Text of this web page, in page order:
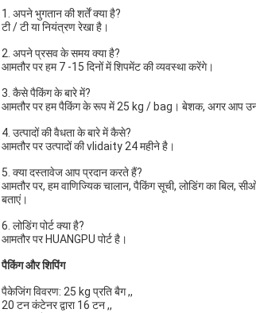
1. अपने भुगतान की शर्तें क्या है?
टी / टी या नियंत्रण रेखा है।
2. अपने प्रसव के समय क्या है?
आमतौर पर हम 7 -15 दिनों में शिपमेंट की व्यवस्था करेंगे।
3. कैसे पैकिंग के बारे में?
आमतौर पर हम पैकिंग के रूप में 25 kg / bag। बेशक, अगर आप
4. उत्पादों की वैधता के बारे में कैसे?
आमतौर पर उत्पादों की vlidaity 24 महीने है।
5. क्या दस्तावेज आप प्रदान करते हैं?
आमतौर पर, हम वाणिज्यिक चालान, पैकिंग सूची, लोडिंग का बिल,
बताएं।
6. लोडिंग पोर्ट क्या है?
आमतौर पर HUANGPU पोर्ट है।
पैकिंग और शिपिंग
पैकेजिंग विवरण: 25 kg प्रति बैग ,,
20 टन कंटेनर द्वारा 16 टन ,,